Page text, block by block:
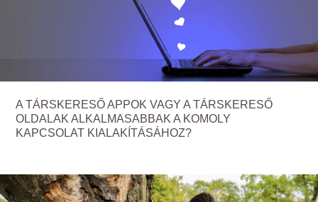
A TÁRSKERESŐ APPOK VAGY A TÁRSKERESŐ
OLDALAK ALKALMASABBAK A KOMOLY
KAPCSOLAT KIALAKÍTÁSÁHOZ?